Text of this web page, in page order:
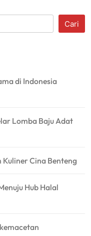
Cari
di Indonesia
Lomba Baju Adat
Kuliner Cina Benteng
Hub Halal